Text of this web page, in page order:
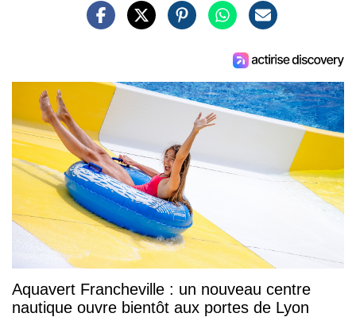
Aquavert Francheville : un nouveau centre
nautique ouvre bientôt aux portes de Lyon